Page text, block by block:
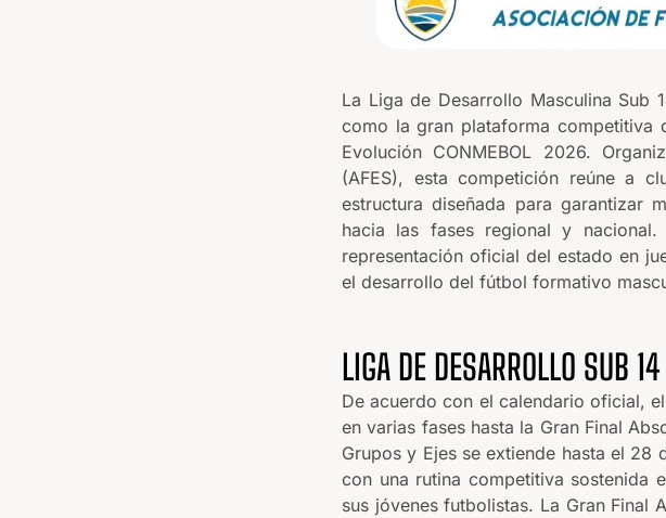
La Liga de Desarrollo Masculina Sub
como la gran plataforma competitiva
Evolución CONMEBOL 2026.
(AFES), esta competición reúne a
estructura diseñada para garantizar
hacia las fases regional y
representación oficial del estado en
el desarrollo del fútbol formativo
LIGA DE DESARROLLO SUB
De acuerdo con el calendario oficial,
en varias fases hasta la Gran Final
Grupos y Ejes se extiende hasta el
con una rutina competitiva sostenida
sus jóvenes futbolistas. La Gran Final